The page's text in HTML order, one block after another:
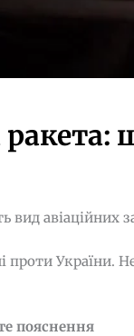
авіаційних
України.
пояснення